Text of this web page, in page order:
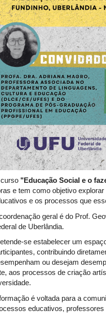
"Educação Social e o
e tem como objetivo
e os processos que
geral é do Prof.
de Uberlândia.
se estabelecer um
contribuindo
ou desejam
aos processos de criação
é voltada para a
educativos,